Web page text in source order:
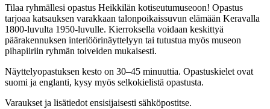
Tilaa ryhmällesi opastus Heikkilän kotiseutumuseoon! Opastus
tarjoaa katsauksen varakkaan talonpoikaissuvun elämään Keravalla
1800-luvulta 1950-luvulle. Kierroksella voidaan keskittyä
päärakennuksen interiöörinäyttelyyn tai tutustua myös museon
pihapiiriin ryhmän toiveiden mukaisesti.
Näyttelyopastuksen kesto on 30–45 minuuttia. Opastuskielet ovat
suomi ja englanti, kysy myös selkokielistä opastusta.
Varaukset ja lisätiedot ensisijaisesti sähköpostitse.